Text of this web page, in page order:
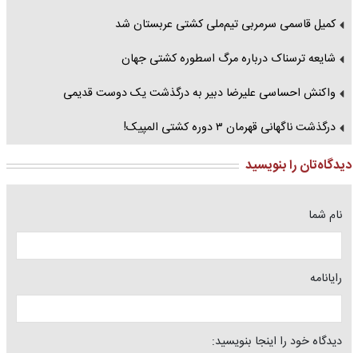
کمیل قاسمی سرمربی تیم‌ملی کشتی عربستان شد
شایعه ترسناک درباره مرگ اسطوره کشتی جهان
واکنش احساسی علیرضا دبیر به درگذشت یک دوست قدیمی
درگذشت ناگهانی قهرمان ۳ دوره کشتی المپیک!
دیدگاه‌تان را بنویسید
نام شما
رایانامه
دیدگاه خود را اینجا بنویسید: